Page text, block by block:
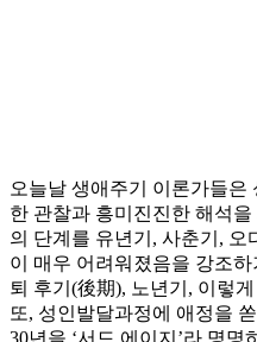
오늘날 생애주기 이론가들은
한 관찰과 흥미진진한 해석
의 단계를 유년기, 사춘기, 오
이 매우 어려워졌음을 강조
퇴 후기(後期), 노년기, 이렇
또, 성인발달과정에 애정을